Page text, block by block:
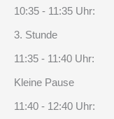
10:35 - 11:35 Uhr:
3. Stunde
11:35 - 11:40 Uhr:
Kleine Pause
11:40 - 12:40 Uhr: